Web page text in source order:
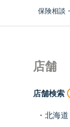
保険相談
店舗
店舗検索
北海